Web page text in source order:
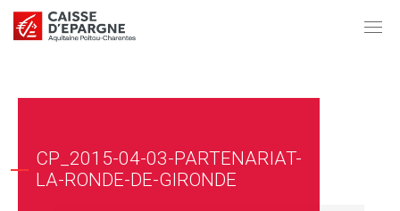
CP_2015-04-03-PARTENARIAT-
LA-RONDE-DE-GIRONDE